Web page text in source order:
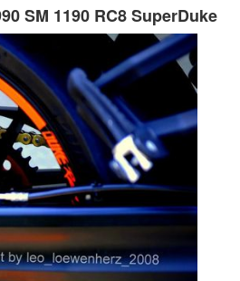
SM 1190 RC8 SuperDuke